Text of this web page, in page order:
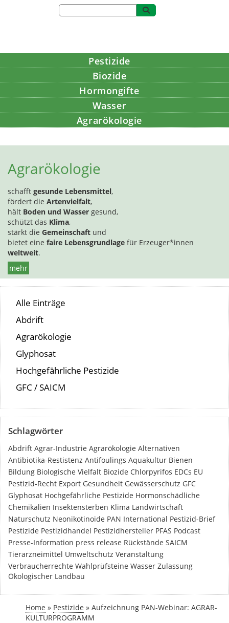
Pestizide
Biozide
Hormongifte
Wasser
Agrarökologie
Agrarökologie
schafft gesunde Lebensmittel,
fördert die Artenvielfalt,
hält Boden und Wasser gesund,
schützt das Klima,
stärkt die Gemeinschaft und
bietet eine faire Lebensgrundlage für Erzeuger*innen
weltweit.
mehr
Alle Einträge
Abdrift
Agrarökologie
Glyphosat
Hochgefährliche Pestizide
GFC / SAICM
Schlagwörter
Abdrift Agrar-Industrie Agrarökologie Alternativen
Antibiotika-Restistenz Antifoulings Aquakultur Bienen
Bildung Biologische Vielfalt Biozide Chlorpyrifos EDCs EU
Pestizid-Recht Export Gesundheit Gewässerschutz GFC
Glyphosat Hochgefährliche Pestizide Hormonschädliche
Chemikalien Insektensterben Klima Landwirtschaft
Naturschutz Neonikotinoide PAN International Pestizid-Brief
Pestizide Pestizidhandel Pestizidhersteller PFAS Podcast
Presse-Information press release Rückstände SAICM
Tierarzneimittel Umweltschutz Veranstaltung
Verbraucherrechte Wahlprüfsteine Wasser Zulassung
Ökologischer Landbau
Home » Pestizide » Aufzeichnung PAN-Webinar: AGRAR-
KULTURPROGRAMM